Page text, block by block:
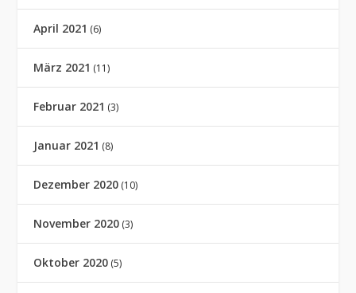
April 2021 (6)
März 2021 (11)
Februar 2021 (3)
Januar 2021 (8)
Dezember 2020 (10)
November 2020 (3)
Oktober 2020 (5)